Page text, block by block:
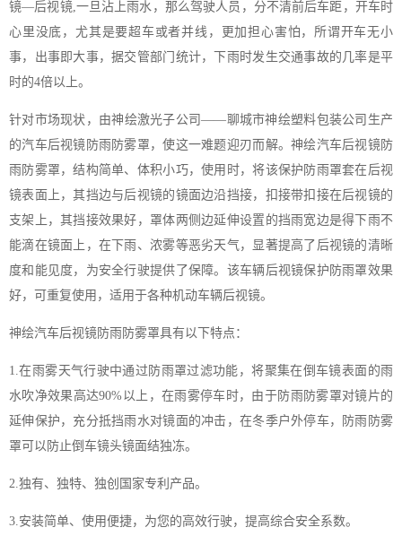
镜—后视镜,一旦沾上雨水，那么驾驶人员，分不清前后车距，开车时
心里没底，尤其是要超车或者并线，更加担心害怕，所谓开车无小
事，出事即大事，据交管部门统计，下雨时发生交通事故的几率是平
时的4倍以上。
针对市场现状，由神绘激光子公司——聊城市神绘塑料包装公司生产
的汽车后视镜防雨防雾罩，使这一难题迎刃而解。神绘汽车后视镜防
雨防雾罩，结构简单、体积小巧，使用时，将该保护防雨罩套在后视
镜表面上，其挡边与后视镜的镜面边沿挡接，扣接带扣接在后视镜的
支架上，其挡接效果好，罩体两侧边延伸设置的挡雨宽边是得下雨不
能滴在镜面上，在下雨、浓雾等恶劣天气，显著提高了后视镜的清晰
度和能见度，为安全行驶提供了保障。该车辆后视镜保护防雨罩效果
好，可重复使用，适用于各种机动车辆后视镜。
神绘汽车后视镜防雨防雾罩具有以下特点：
1.在雨雾天气行驶中通过防雨罩过滤功能，将聚集在倒车镜表面的雨
水吹净效果高达90%以上，在雨雾停车时，由于防雨防雾罩对镜片的
延伸保护，充分抵挡雨水对镜面的冲击，在冬季户外停车，防雨防雾
罩可以防止倒车镜头镜面结独冻。
2.独有、独特、独创国家专利产品。
3.安装简单、使用便捷，为您的高效行驶，提高综合安全系数。